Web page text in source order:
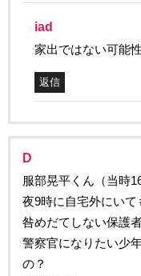
iad
家出ではない可能
返信
D
服部晃平くん（当時16
夜9時に自宅外にい
咎めだてしない保護
警察官になりたい少
の？